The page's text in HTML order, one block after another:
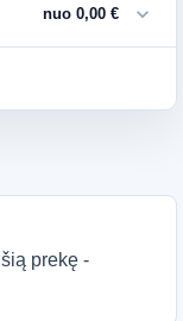
nuo 0,00 € expand_more
prekę -